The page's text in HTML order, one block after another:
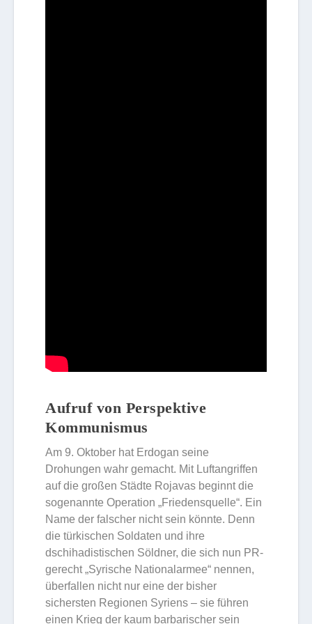
Aufruf von Perspektive
Kommunismus
Am 9. Oktober hat Erdogan seine
Drohungen wahr gemacht. Mit Luftangriffen
auf die großen Städte Rojavas beginnt die
sogenannte Operation „Friedensquelle“. Ein
Name der falscher nicht sein könnte. Denn
die türkischen Soldaten und ihre
dschihadistischen Söldner, die sich nun PR-
gerecht „Syrische Nationalarmee“ nennen,
überfallen nicht nur eine der bisher
sichersten Regionen Syriens – sie führen
einen Krieg der kaum barbarischer sein